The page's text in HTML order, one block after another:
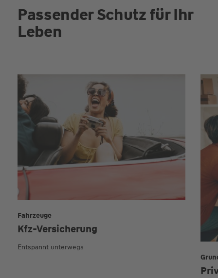
Passender Schutz für Ihr
Leben
Kfz-Versicherung
Fahrzeuge
Entspannt unterwegs